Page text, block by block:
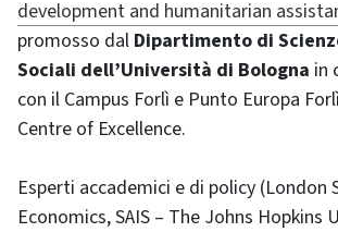
development and humanitarian
promosso dal Dipartimento di
Sociali dell’Università di Bologna in
con il Campus Forlì e Punto Europa
Centre of Excellence.
Esperti accademici e di policy (London
Economics, SAIS – The Johns Hopkins